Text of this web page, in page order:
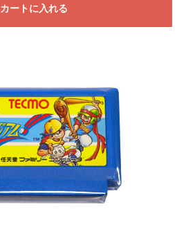
カートに入れる